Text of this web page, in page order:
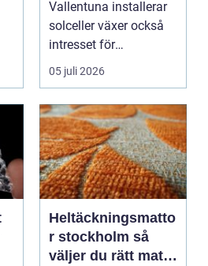
Vallentuna installerar
solceller växer också
intresset för
energilagring. Ett ...
05 juli 2026
Heltäckningsmatto
r stockholm så
väljer du rätt matta